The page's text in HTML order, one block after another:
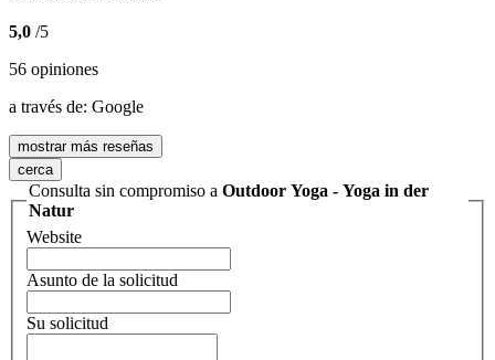
5,0 /5
56 opiniones
a través de: Google
mostrar más reseñas
cerca
Consulta sin compromiso a Outdoor Yoga - Yoga in der
Natur
Website
Asunto de la solicitud
Su solicitud